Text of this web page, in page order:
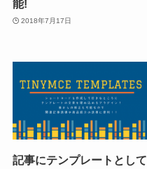
能!
2018年7月17日
記事にテンプレートとして